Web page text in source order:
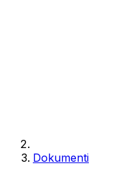
Dokumenti